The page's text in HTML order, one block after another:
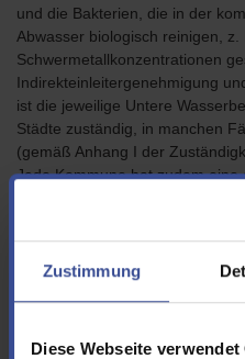
Zustimmung
Diese Webseite verwendet
und die Bakterien, die in der
Abwasser biologisch reinigen,
Schwermetallkonzentrationen
Indirekteinleitergenehmigung
ist die jeweilige Untere
Städte zuständig, in manchen
(gemäß Anhang I der
Jede Kommune hat zudem eine
Ortsentwässerungssatzung, in
Gegebenheiten der jeweiligen
städtische Kanalbetrieb
satzungsrechtlichen Auflagen